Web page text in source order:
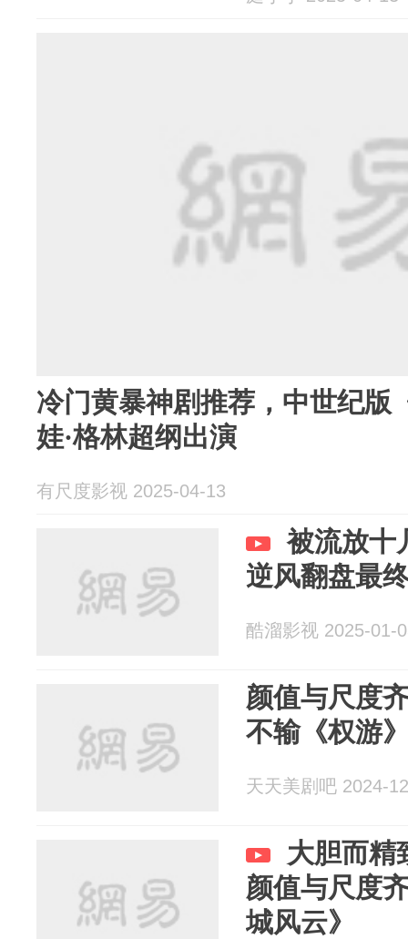
冷门黄暴神剧推荐，中世纪版
娃·格林超纲出演
有尺度影视 2025-04-13
被流放十
逆风翻盘最
酷溜影视 2025-01-
颜值与尺度
不输《权游
天天美剧吧 2024-
大胆而精
颜值与尺度
城风云》